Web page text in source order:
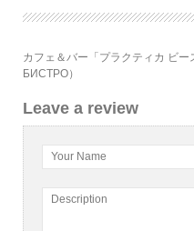
カフェ＆バー「プラクティカ ビ
БИСТРО）
Leave a review
Your Name
Description